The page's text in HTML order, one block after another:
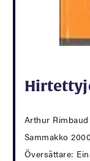
Arthur Rimbaud
Sammakko 2000
Översättare: